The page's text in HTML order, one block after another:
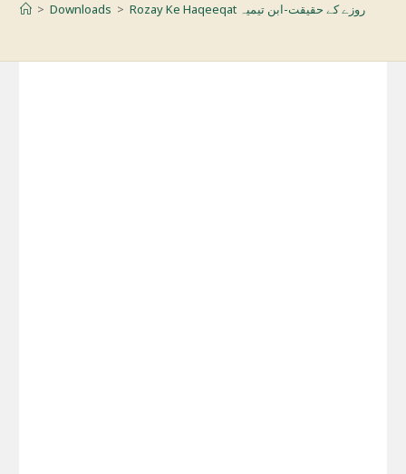
> Downloads > Rozay Ke Haqeeqat روزے کے حقیقت-ابن تیمیہ